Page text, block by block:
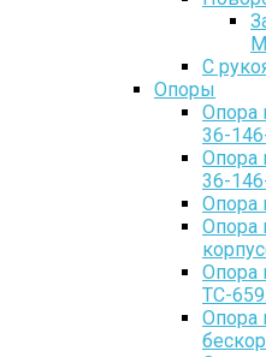
С
Опоры
Опора
36-
Опора
36-
Опора
Опора
Опора
ТС-
Опора